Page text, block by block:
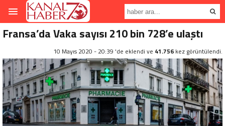
Fransa’da Vaka sayısı 210 bin 728’e ulaştı
10 Mayıs 2020 - 20:39 'de eklendi ve 41.756 kez görüntülendi.